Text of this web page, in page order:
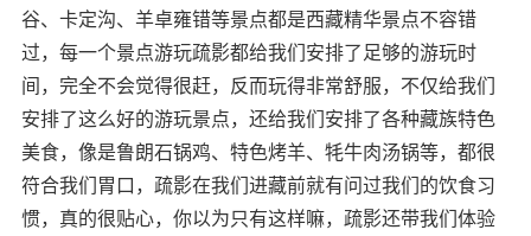
谷、卡定沟、羊卓雍错等景点都是西藏精华景点不容错
过，每一个景点游玩疏影都给我们安排了足够的游玩时
间，完全不会觉得很赶，反而玩得非常舒服，不仅给我们
安排了这么好的游玩景点，还给我们安排了各种藏族特色
美食，像是鲁朗石锅鸡、特色烤羊、牦牛肉汤锅等，都很
符合我们胃口，疏影在我们进藏前就有问过我们的饮食习
惯，真的很贴心，你以为只有这样嘛，疏影还带我们体验